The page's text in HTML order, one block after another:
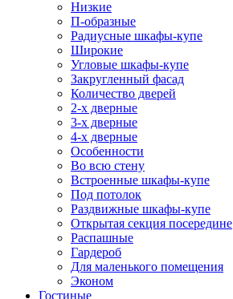
Низкие
П-образные
Радиусные шкафы-купе
Широкие
Угловые шкафы-купе
Закругленный фасад
Количество дверей
2-х дверные
3-х дверные
4-х дверные
Особенности
Во всю стену
Встроенные шкафы-купе
Под потолок
Раздвижные шкафы-купе
Открытая секция посередине
Распашные
Гардероб
Для маленького помещения
Эконом
Гостиные